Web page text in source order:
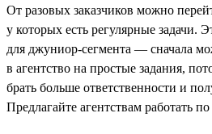
От разовых заказчиков можно
у которых есть регулярные задачи.
для джуниор-сегмента — сначала
в агентство на простые задания,
брать больше ответственности и
Предлагайте агентствам работать